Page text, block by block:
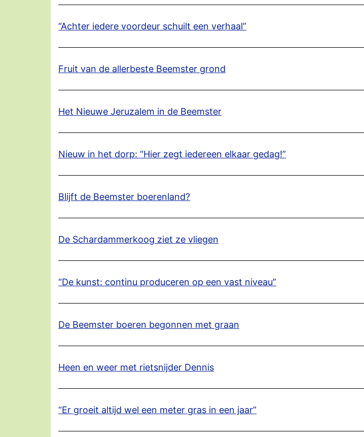
“Achter iedere voordeur schuilt een verhaal”
Fruit van de allerbeste Beemster grond
Het Nieuwe Jeruzalem in de Beemster
Nieuw in het dorp: “Hier zegt iedereen elkaar gedag!”
Blijft de Beemster boerenland?
De Schardammerkoog ziet ze vliegen
“De kunst: continu produceren op een vast niveau”
De Beemster boeren begonnen met graan
Heen en weer met rietsnijder Dennis
“Er groeit altijd wel een meter gras in een jaar”